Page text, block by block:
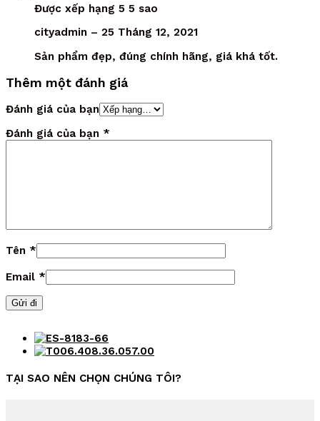
Được xếp hạng 5 5 sao
cityadmin – 25 Tháng 12, 2021
Sản phẩm đẹp, đúng chính hãng, giá khá tốt.
Thêm một đánh giá
Đánh giá của bạn
Đánh giá của bạn *
Tên *
Email *
TẠI SAO NÊN CHỌN CHÚNG TÔI?